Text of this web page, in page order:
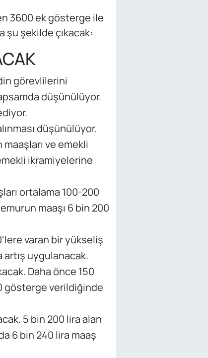
3600 ek gösterge ile
şu şekilde çıkacak:
görevlilerini
düşünülüyor.
düşünülüyor.
ve emekli
ikramiyelerine
ortalama 100-200
maaşı 6 bin 200
varan bir yükseliş
uygulanacak.
Daha önce 150
gösterge verildiğinde
5 bin 200 lira alan
6 bin 240 lira maaş